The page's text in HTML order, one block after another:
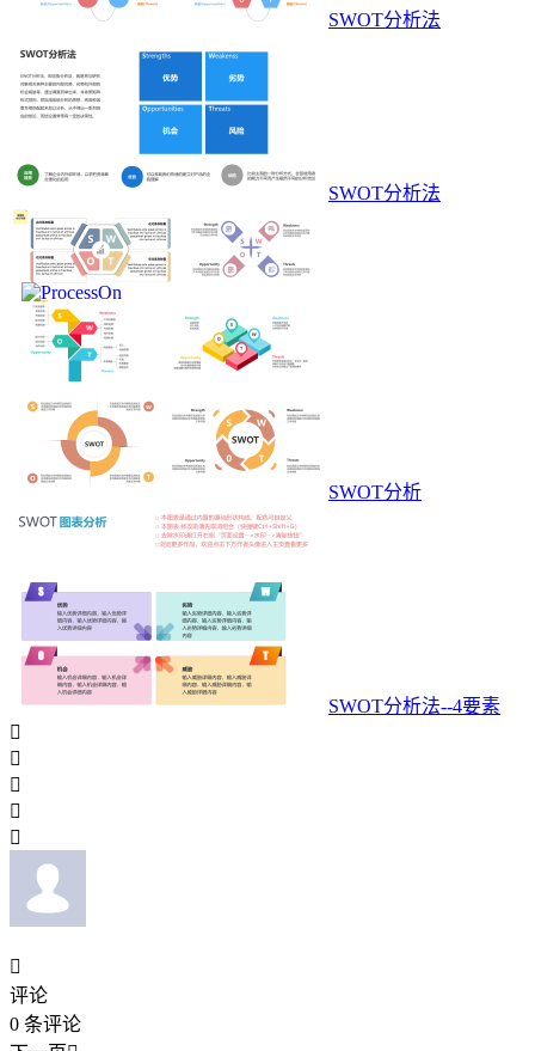
SWOT分析法
SWOT分析法
SWOT分析
SWOT分析法--4要素






评论
0 条评论